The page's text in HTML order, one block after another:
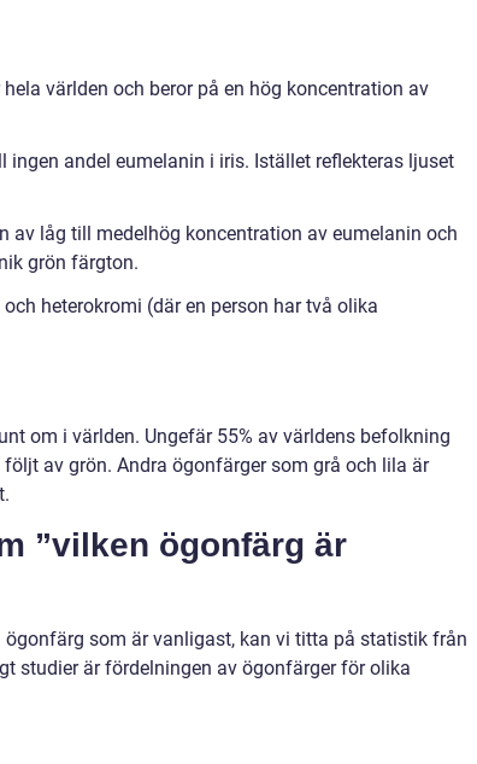
världen och beror på en hög koncentration av
andel eumelanin i iris. Istället reflekteras ljuset
av låg till medelhög koncentration av eumelanin och
grön färgton.
heterokromi (där en person har två olika
om i världen. Ungefär 55% av världens befolkning
av grön. Andra ögonfärger som grå och lila är
”vilken ögonfärg är
som är vanligast, kan vi titta på statistik från
studier är fördelningen av ögonfärger för olika